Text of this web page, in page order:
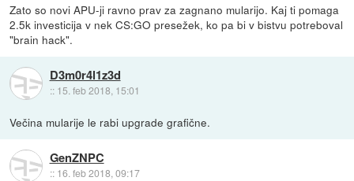
Zato so novi APU-ji ravno prav za zagnano mularijo. Kaj ti pomaga
2.5k investicija v nek CS:GO presežek, ko pa bi v bistvu potreboval
"brain hack".
D3m0r4l1z3d
:: 15. feb 2018, 15:01
Večina mularije le rabi upgrade grafične.
GenZNPC
:: 16. feb 2018, 09:17